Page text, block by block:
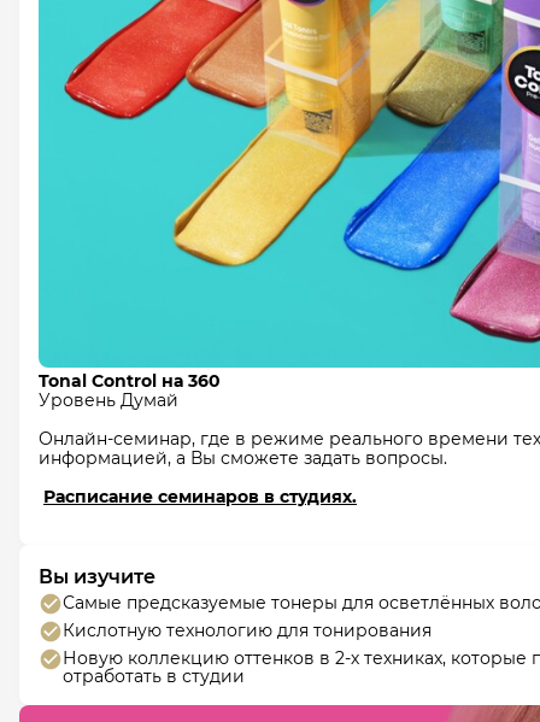
Tonal Control на 360
Уровень Думай
Онлайн-семинар, где в режиме реального времени
информацией, а Вы сможете задать вопросы.
Расписание семинаров в студиях.
Вы изучите
Самые предсказуемые тонеры для осветлённых
Кислотную технологию для тонирования
Новую коллекцию оттенков в 2-х техниках, которые
отработать в студии